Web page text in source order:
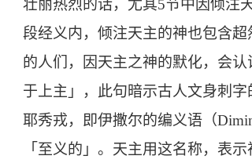
壮丽热烈的话，尤其5节中因倾注
段经义内，倾注天主的神也包含超
的人们，因天主之神的默化，会
于上主」，此句暗示古人文身刺字
耶秀戎，即伊撒尔的编义语（
「至义的」。天主用这名称，表